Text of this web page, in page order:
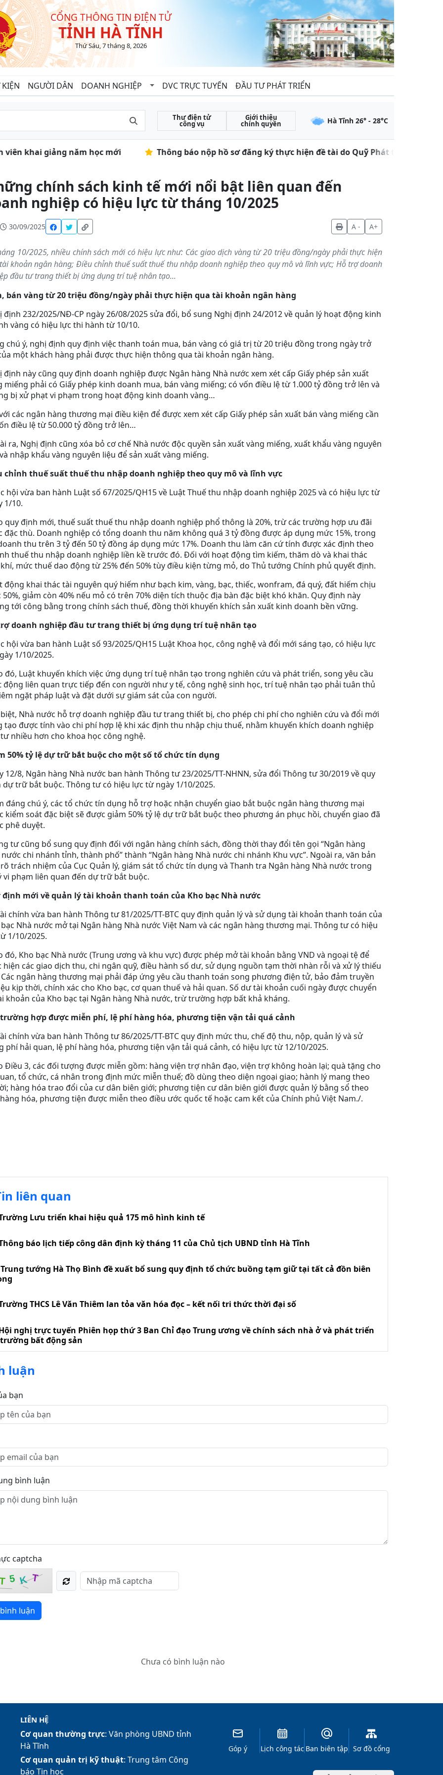
CỔNG THÔNG TIN ĐIỆN TỬ
TỈNH HÀ TĨNH
Thứ Sáu, 7 tháng 8, 2026
NGƯỜI DÂN DOANH NGHIỆP DVC TRỰC TUYẾN ĐẦU TƯ PHÁT TRIỂN
Thư điện tử
công vụ
Giới thiệu
chính quyền Hà Tĩnh 26° - 28°C
khai giảng năm học mới Thông báo nộp hồ sơ đăng ký thực hiện đề tài do Quỹ Phát triển khoa
chính sách kinh tế mới nổi bật liên quan đến
nghiệp có hiệu lực từ tháng 10/2025
30/09/2025 A - A+
10/2025, nhiều chính sách mới có hiệu lực như: Các giao dịch vàng từ 20 triệu đồng/ngày phải thực hiện
khoản ngân hàng; Điều chỉnh thuế suất thuế thu nhập doanh nghiệp theo quy mô và lĩnh vực; Hỗ trợ doanh
đầu tư trang thiết bị ứng dụng trí tuệ nhân tạo...
bán vàng từ 20 triệu đồng/ngày phải thực hiện qua tài khoản ngân hàng
định 232/2025/NĐ-CP ngày 26/08/2025 sửa đổi, bổ sung Nghị định 24/2012 về quản lý hoạt động kinh
vàng có hiệu lực thi hành từ 10/10.
chú ý, nghị định quy định việc thanh toán mua, bán vàng có giá trị từ 20 triệu đồng trong ngày trở
một khách hàng phải được thực hiện thông qua tài khoản ngân hàng.
định này cũng quy định doanh nghiệp được Ngân hàng Nhà nước xem xét cấp Giấy phép sản xuất
miếng phải có Giấy phép kinh doanh mua, bán vàng miếng; có vốn điều lệ từ 1.000 tỷ đồng trở lên và
bị xử phạt vi phạm trong hoạt động kinh doanh vàng…
các ngân hàng thương mại điều kiện để được xem xét cấp Giấy phép sản xuất bán vàng miếng cần
điều lệ từ 50.000 tỷ đồng trở lên…
ra, Nghị định cũng xóa bỏ cơ chế Nhà nước độc quyền sản xuất vàng miếng, xuất khẩu vàng nguyên
nhập khẩu vàng nguyên liệu để sản xuất vàng miếng.
chỉnh thuế suất thuế thu nhập doanh nghiệp theo quy mô và lĩnh vực
hội vừa ban hành Luật số 67/2025/QH15 về Luật Thuế thu nhập doanh nghiệp 2025 và có hiệu lực từ
1/10.
quy định mới, thuế suất thuế thu nhập doanh nghiệp phổ thông là 20%, trừ các trường hợp ưu đãi
đặc thù. Doanh nghiệp có tổng doanh thu năm không quá 3 tỷ đồng được áp dụng mức 15%, trong
thu trên 3 tỷ đến 50 tỷ đồng áp dụng mức 17%. Doanh thu làm căn cứ tính được xác định theo
thuế thu nhập doanh nghiệp liền kề trước đó. Đối với hoạt động tìm kiếm, thăm dò và khai thác
mức thuế dao động từ 25% đến 50% tùy điều kiện từng mỏ, do Thủ tướng Chính phủ quyết định.
động khai thác tài nguyên quý hiếm như bạch kim, vàng, bạc, thiếc, wonfram, đá quý, đất hiếm chịu
giảm còn 40% nếu mỏ có trên 70% diện tích thuộc địa bàn đặc biệt khó khăn. Quy định này
tới công bằng trong chính sách thuế, đồng thời khuyến khích sản xuất kinh doanh bền vững.
doanh nghiệp đầu tư trang thiết bị ứng dụng trí tuệ nhân tạo
hội vừa ban hành Luật số 93/2025/QH15 Luật Khoa học, công nghệ và đổi mới sáng tạo, có hiệu lực
1/10/2025.
đó, Luật khuyến khích việc ứng dụng trí tuệ nhân tạo trong nghiên cứu và phát triển, song yêu cầu
động liên quan trực tiếp đến con người như y tế, công nghệ sinh học, trí tuệ nhân tạo phải tuân thủ
ngặt pháp luật và đặt dưới sự giám sát của con người.
Nhà nước hỗ trợ doanh nghiệp đầu tư trang thiết bị, cho phép chi phí cho nghiên cứu và đổi mới
tạo được tính vào chi phí hợp lệ khi xác định thu nhập chịu thuế, nhằm khuyến khích doanh nghiệp
nhiều hơn cho khoa học công nghệ.
50% tỷ lệ dự trữ bắt buộc cho một số tổ chức tín dụng
12/8, Ngân hàng Nhà nước ban hành Thông tư 23/2025/TT-NHNN, sửa đổi Thông tư 30/2019 về quy
dự trữ bắt buộc. Thông tư có hiệu lực từ ngày 1/10/2025.
đáng chú ý, các tổ chức tín dụng hỗ trợ hoặc nhận chuyển giao bắt buộc ngân hàng thương mại
kiểm soát đặc biệt sẽ được giảm 50% tỷ lệ dự trữ bắt buộc theo phương án phục hồi, chuyển giao đã
phê duyệt.
tư cũng bổ sung quy định đối với ngân hàng chính sách, đồng thời thay đổi tên gọi “Ngân hàng
chi nhánh tỉnh, thành phố” thành “Ngân hàng Nhà nước chi nhánh Khu vực”. Ngoài ra, văn bản
trách nhiệm của Cục Quản lý, giám sát tổ chức tín dụng và Thanh tra Ngân hàng Nhà nước trong
vi phạm liên quan đến dự trữ bắt buộc.
định mới về quản lý tài khoản thanh toán của Kho bạc Nhà nước
chính vừa ban hành Thông tư 81/2025/TT-BTC quy định quản lý và sử dụng tài khoản thanh toán của
Nhà nước mở tại Ngân hàng Nhà nước Việt Nam và các ngân hàng thương mại. Thông tư có hiệu
1/10/2025.
đó, Kho bạc Nhà nước (Trung ương và khu vực) được phép mở tài khoản bằng VND và ngoại tệ để
hiện các giao dịch thu, chi ngân quỹ, điều hành số dư, sử dụng nguồn tạm thời nhàn rỗi và xử lý thiếu
ngân hàng thương mại phải đáp ứng yêu cầu thanh toán song phương điện tử, bảo đảm truyền
kịp thời, chính xác cho Kho bạc, cơ quan thuế và hải quan. Số dư tài khoản cuối ngày được chuyển
khoản của Kho bạc tại Ngân hàng Nhà nước, trừ trường hợp bất khả kháng.
trường hợp được miễn phí, lệ phí hàng hóa, phương tiện vận tải quá cảnh
chính vừa ban hành Thông tư 86/2025/TT-BTC quy định mức thu, chế độ thu, nộp, quản lý và sử
phí hải quan, lệ phí hàng hóa, phương tiện vận tải quá cảnh, có hiệu lực từ 12/10/2025.
Điều 3, các đối tượng được miễn gồm: hàng viện trợ nhân đạo, viện trợ không hoàn lại; quà tặng cho
tổ chức, cá nhân trong định mức miễn thuế; đồ dùng theo diện ngoại giao; hành lý mang theo
hàng hóa trao đổi của cư dân biên giới; phương tiện cư dân biên giới được quản lý bằng sổ theo
hóa, phương tiện được miễn theo điều ước quốc tế hoặc cam kết của Chính phủ Việt Nam./.
liên quan
Lưu triển khai hiệu quả 175 mô hình kinh tế
báo lịch tiếp công dân định kỳ tháng 11 của Chủ tịch UBND tỉnh Hà Tĩnh
tướng Hà Thọ Bình đề xuất bổ sung quy định tổ chức buồng tạm giữ tại tất cả đồn biên
THCS Lê Văn Thiêm lan tỏa văn hóa đọc – kết nối tri thức thời đại số
nghị trực tuyến Phiên họp thứ 3 Ban Chỉ đạo Trung ương về chính sách nhà ở và phát triển
bất động sản
luận
bạn
bình luận
captcha
5 K T
luận
Chưa có bình luận nào
LIÊN HỆ
Cơ quan thường trực: Văn phòng UBND tỉnh
Hà Tĩnh
Cơ quan quản trị kỹ thuật: Trung tâm Công
báo Tin học
Góp ý Lịch công tác Ban biên tập Sơ đồ cổng